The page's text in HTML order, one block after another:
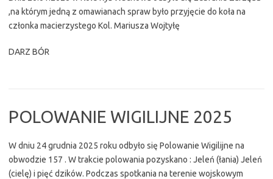
,na którym jedną z omawianach spraw było przyjęcie do koła na
członka macierzystego Kol. Mariusza Wojtyłę
DARZ BÓR
POLOWANIE WIGILIJNE 2025
W dniu 24 grudnia 2025 roku odbyło się Polowanie Wigilijne na
obwodzie 157 . W trakcie polowania pozyskano : Jeleń (łania) Jeleń
(cielę) i pięć dzików. Podczas spotkania na terenie wojskowym